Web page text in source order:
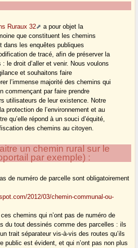
Ruraux 32
a pour objet la
que constituent les chemins
dans les enquêtes publiques
de tracé, afin de préserver la
le droit d’aller et venir. Nous voulons
et souhaitons faire
l’immense majorité des chemins qui
commençant par faire prendre
utilisateurs de leur existence. Notre
protection de l’environnement et au
qu’elle répond à un souci d’équité,
des chemins au citoyen.
un chemin rural sur le
par exemple) :
de numéro de parcelle sont obligatoirement
2012/03/chemin-communal-ou-
chemins qui n’ont pas de numéro de
du tout dessinés comme des parcelles : ils
trait séparateur vis-à-vis des routes qu’ils
public est évident, et qui n’ont pas non plus